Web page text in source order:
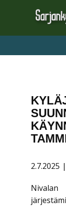
KYLÄN
LINKIT
2.7.2025
Nivalan